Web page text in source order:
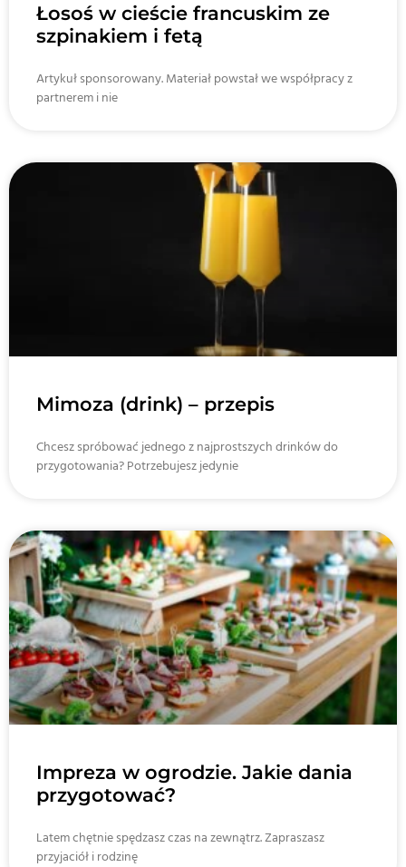
Łosoś w cieście francuskim ze
szpinakiem i fetą
Artykuł sponsorowany. Materiał powstał we współpracy z
partnerem i nie
Mimoza (drink) – przepis
Chcesz spróbować jednego z najprostszych drinków do
przygotowania? Potrzebujesz jedynie
Impreza w ogrodzie. Jakie dania
przygotować?
Latem chętnie spędzasz czas na zewnątrz. Zapraszasz
przyjaciół i rodzinę